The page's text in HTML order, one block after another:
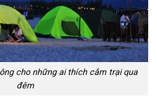
cho những ai thích cắm trại qua
đêm